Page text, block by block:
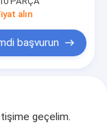
alın
başvurun
geçelim.